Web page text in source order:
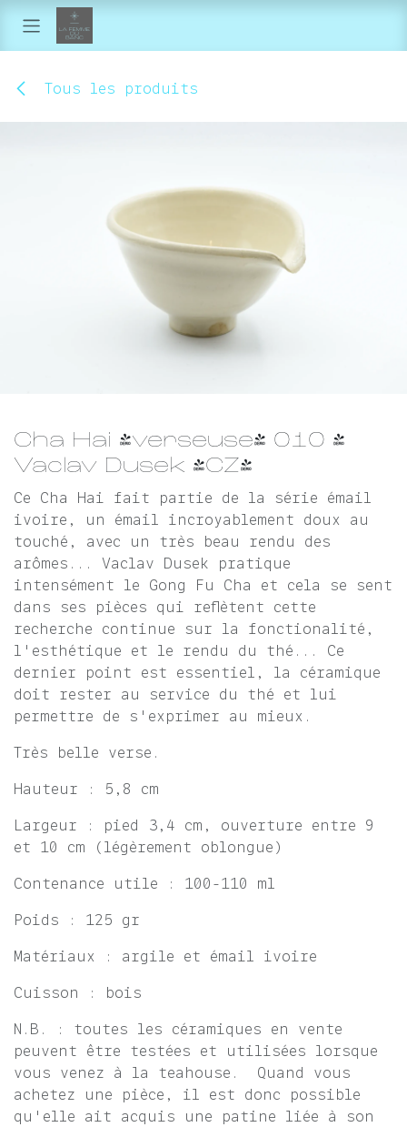
Se rendre au contenu
Tous les produits
Cha Hai (verseuse) 010 -
Vaclav Dusek (CZ)
Ce Cha Hai fait partie de la série émail
ivoire, un émail incroyablement doux au
touché, avec un très beau rendu des
arômes... Vaclav Dusek pratique
intensément le Gong Fu Cha et cela se sent
dans ses pièces qui reflètent cette
recherche continue sur la fonctionalité,
l'esthétique et le rendu du thé... Ce
dernier point est essentiel, la céramique
doit rester au service du thé et lui
permettre de s'exprimer au mieux.
Très belle verse.
Hauteur : 5,8 cm
Largeur : pied 3,4 cm, ouverture entre 9
et 10 cm (légèrement oblongue)
Contenance utile : 100-110 ml
Poids : 125 gr
Matériaux : argile et émail ivoire
Cuisson : bois
N.B. : toutes les céramiques en vente
peuvent être testées et utilisées lorsque
vous venez à la teahouse. Quand vous
achetez une pièce, il est donc possible
qu'elle ait acquis une patine liée à son